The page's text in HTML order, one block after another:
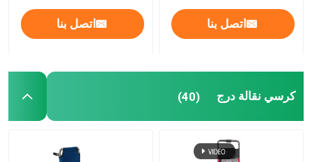
اتصل بنا
القضايا
اطلب اقتباس
اتصل بنا اتصل بنا
كرسي نقالة درج (40)